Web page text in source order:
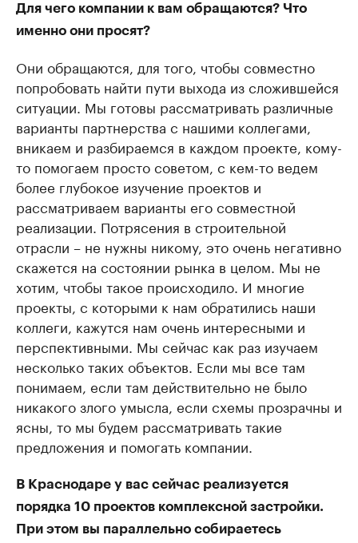
Для чего компании к вам обращаются? Что
именно они просят?
Они обращаются, для того, чтобы совместно
попробовать найти пути выхода из сложившейся
ситуации. Мы готовы рассматривать различные
варианты партнерства с нашими коллегами,
вникаем и разбираемся в каждом проекте, кому-
то помогаем просто советом, с кем-то ведем
более глубокое изучение проектов и
рассматриваем варианты его совместной
реализации. Потрясения в строительной
отрасли – не нужны никому, это очень негативно
скажется на состоянии рынка в целом. Мы не
хотим, чтобы такое происходило. И многие
проекты, с которыми к нам обратились наши
коллеги, кажутся нам очень интересными и
перспективными. Мы сейчас как раз изучаем
несколько таких объектов. Если мы все там
понимаем, если там действительно не было
никакого злого умысла, если схемы прозрачны и
ясны, то мы будем рассматривать такие
предложения и помогать компании.
В Краснодаре у вас сейчас реализуется
порядка 10 проектов комплексной застройки.
При этом вы параллельно собираетесь